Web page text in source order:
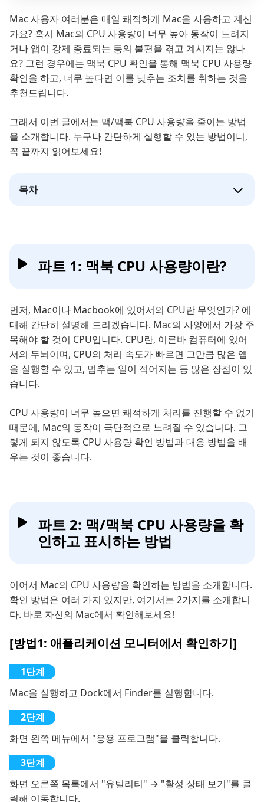
Mac 사용자 여러분은 매일 쾌적하게 Mac을 사용하고 계신
가요? 혹시 Mac의 CPU 사용량이 너무 높아 동작이 느려지
거나 앱이 강제 종료되는 등의 불편을 겪고 계시지는 않나
요? 그런 경우에는 맥북 CPU 확인을 통해 맥북 CPU 사용량
확인을 하고, 너무 높다면 이를 낮추는 조치를 취하는 것을
추천드립니다.
그래서 이번 글에서는 맥/맥북 CPU 사용량을 줄이는 방법
을 소개합니다. 누구나 간단하게 실행할 수 있는 방법이니,
꼭 끝까지 읽어보세요!
목차
파트 1: 맥북 CPU 사용량이란?
먼저, Mac이나 Macbook에 있어서의 CPU란 무엇인가? 에
대해 간단히 설명해 드리겠습니다. Mac의 사양에서 가장 주
목해야 할 것이 CPU입니다. CPU란, 이른바 컴퓨터에 있어
서의 두뇌이며, CPU의 처리 속도가 빠르면 그만큼 많은 앱
을 실행할 수 있고, 멈추는 일이 적어지는 등 많은 장점이 있
습니다.
CPU 사용량이 너무 높으면 쾌적하게 처리를 진행할 수 없기
때문에, Mac의 동작이 극단적으로 느려질 수 있습니다. 그
렇게 되지 않도록 CPU 사용량 확인 방법과 대응 방법을 배
우는 것이 좋습니다.
파트 2: 맥/맥북 CPU 사용량을 확
인하고 표시하는 방법
이어서 Mac의 CPU 사용량을 확인하는 방법을 소개합니다.
확인 방법은 여러 가지 있지만, 여기서는 2가지를 소개합니
다. 바로 자신의 Mac에서 확인해보세요!
[방법1: 애플리케이션 모니터에서 확인하기]
Mac을 실행하고 Dock에서 Finder를 실행합니다.
화면 왼쪽 메뉴에서 "응용 프로그램"을 클릭합니다.
화면 오른쪽 목록에서 "유틸리티" → "활성 상태 보기"를 클
릭해 이동합니다.